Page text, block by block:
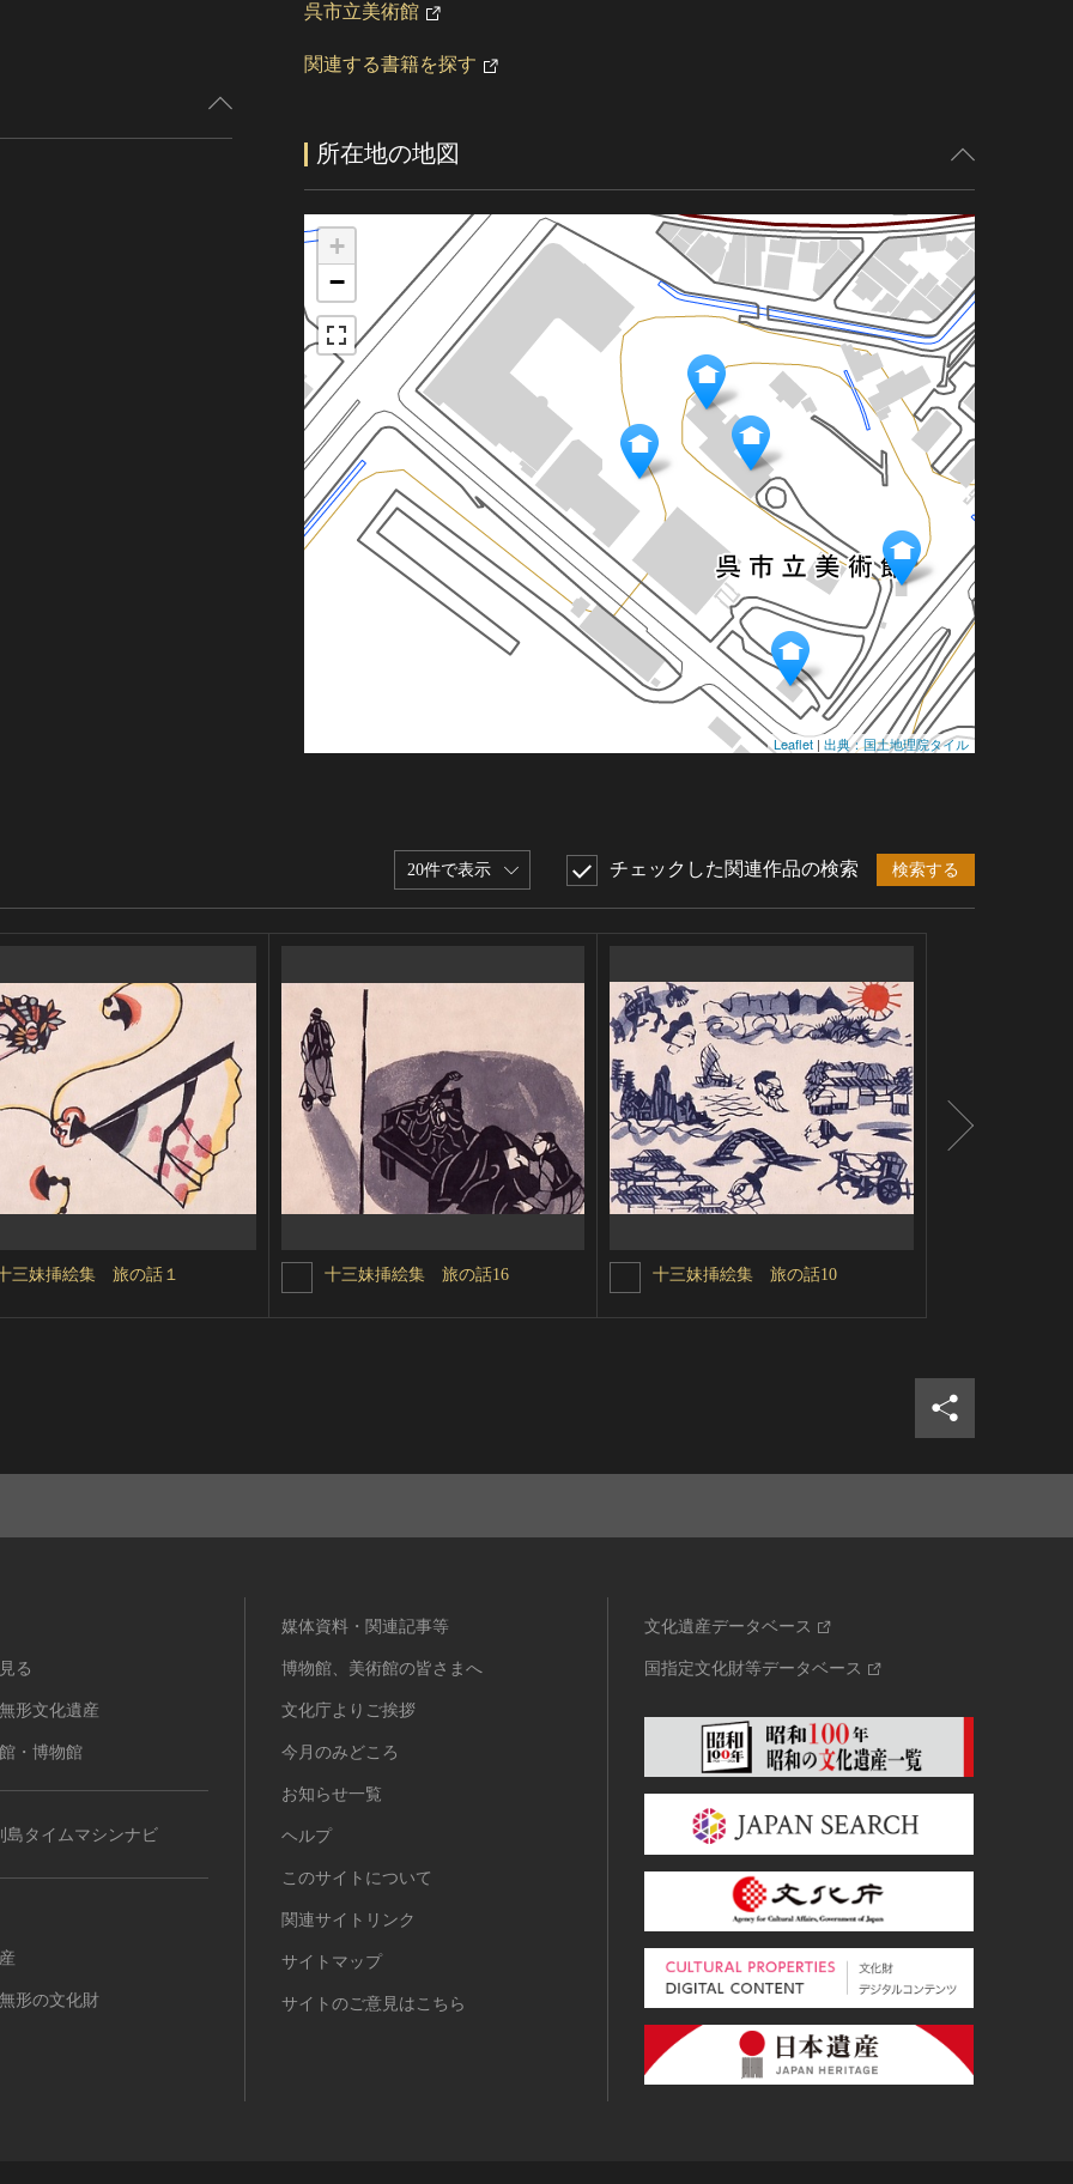
呉市立美術館
関連する書籍を探す
所在地の地図
+
−
Leaflet | 出典：国土地理院タイル
20件で表示 チェックした関連作品の検索 検索する
三妹挿絵集 旅の話１ 十三妹挿絵集 旅の話16 十三妹挿絵集 旅の話10
る
形文化遺産
・博物館
島タイムマシンナビ
形の文化財
媒体資料・関連記事等
博物館、美術館の皆さまへ
文化庁よりご挨拶
今月のみどころ
お知らせ一覧
ヘルプ
このサイトについて
関連サイトリンク
サイトマップ
サイトのご意見はこちら
文化遺産データベース
国指定文化財等データベース